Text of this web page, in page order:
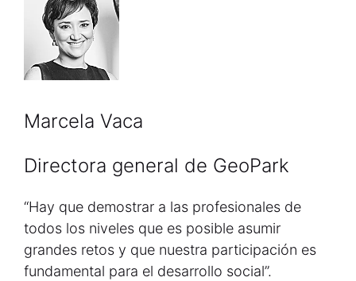
Marcela Vaca
Directora general de GeoPark
“Hay que demostrar a las profesionales de
todos los niveles que es posible asumir
grandes retos y que nuestra participación es
fundamental para el desarrollo social”.